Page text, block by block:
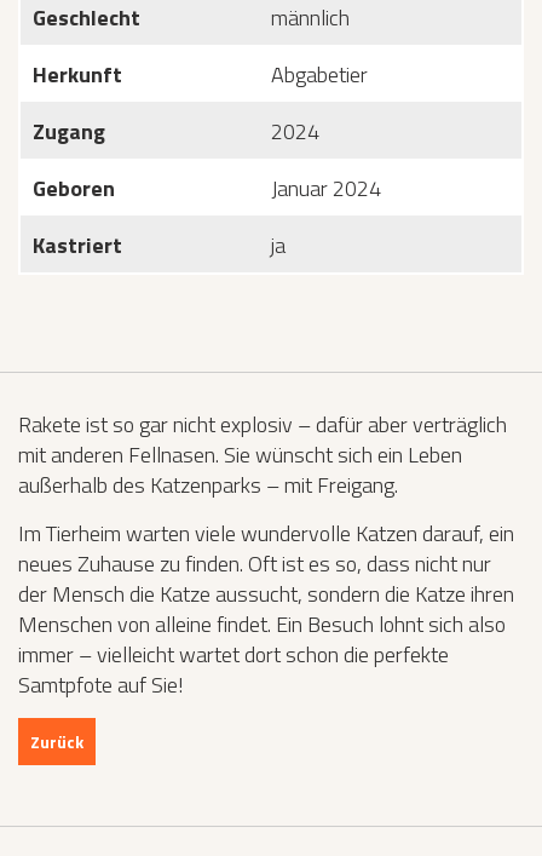
Geschlecht
männlich
Herkunft
Abgabetier
Zugang
2024
Geboren
Januar 2024
Kastriert
ja
Rakete ist so gar nicht explosiv – dafür aber verträglich
mit anderen Fellnasen. Sie wünscht sich ein Leben
außerhalb des Katzenparks – mit Freigang.
Im Tierheim warten viele wundervolle Katzen darauf, ein
neues Zuhause zu finden. Oft ist es so, dass nicht nur
der Mensch die Katze aussucht, sondern die Katze ihren
Menschen von alleine findet. Ein Besuch lohnt sich also
immer – vielleicht wartet dort schon die perfekte
Samtpfote auf Sie!
Zurück